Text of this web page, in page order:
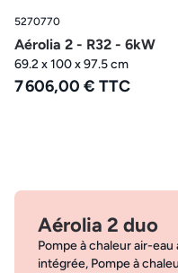
5270770
Aérolia 2 - R32 - 6kW
69.2 x 100 x 97.5 cm
7 606,00 € TTC
Aérolia 2 duo
Pompe à chaleur air-
intégrée, Pompe à